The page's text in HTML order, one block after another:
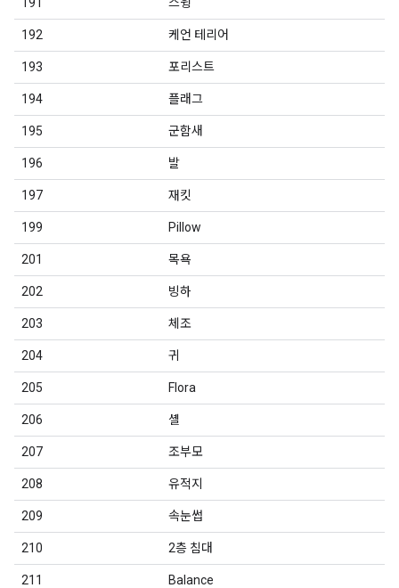
192 케언 테리어
193 포리스트
194 플래그
195 군함새
196 발
197 재킷
199 Pillow
201 목욕
202 빙하
203 체조
204 귀
205 Flora
206 셸
207 조부모
208 유적지
209 속눈썹
210 2층 침대
211 Balance